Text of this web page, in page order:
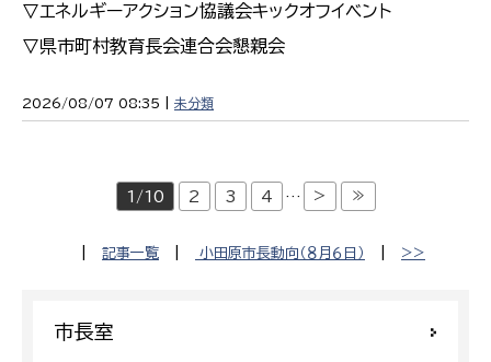
▽エネルギーアクション協議会キックオフイベント
▽県市町村教育長会連合会懇親会
2026/08/07 08:35 | 未分類
1/10 2 3 4 … > ≫
記事一覧 小田原市長動向（８月６日） >>
市長室